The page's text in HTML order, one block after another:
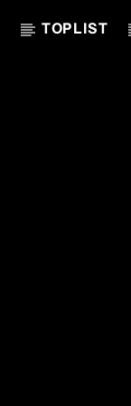
TOPLIST